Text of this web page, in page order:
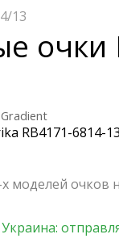
13
очки
моделей очков